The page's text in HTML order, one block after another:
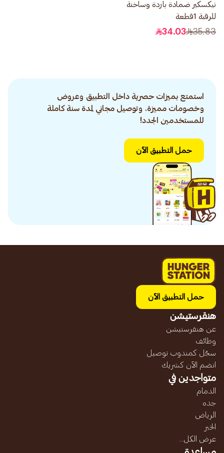
نيكسكير ضمادة باردة وساخنة
للرقبة 1قطعة
35.83
34.03
استمتع بميزات حصرية داخل التطبيق وعروض
وخصومات مميزة. وتوصيل مجاني لمدة سنة كاملة
للمستخدمين الجدد!
حمل التطبيق الآن
حمل التطبيق الآن
هنقرستيشن
عن هنقرستيشن
وظائف
سجّل كمندوب توصيل
انضم الآن كشريك
متواجدين في
الدمام
جده
الرياض
الخبر
عرض الكل...